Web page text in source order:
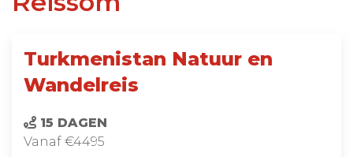
Turkmenistan Natuur en
Wandelreis
15 DAGEN
Vanaf €4495